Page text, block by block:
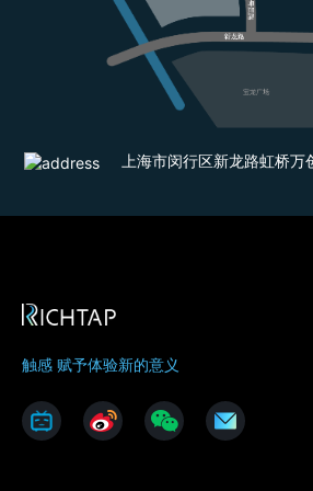
上海市闵行区新龙路虹桥
触感 赋予体验新的意义